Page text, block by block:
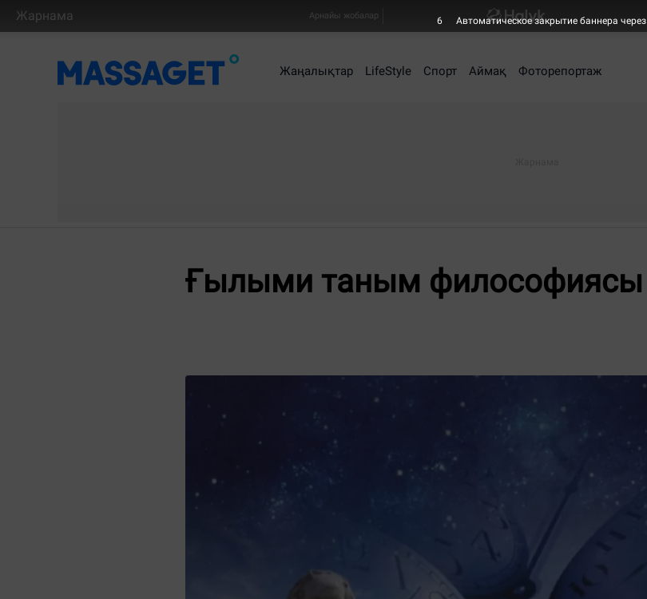
Жарнама Арнайы жобалар
Жаңалықтар LifeStyle Спорт Аймақ Фоторепортаж
Ғылыми таным философиясы
5 Автоматическое закрытие баннера через